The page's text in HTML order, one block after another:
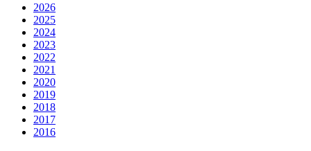
2026
2025
2024
2023
2022
2021
2020
2019
2018
2017
2016